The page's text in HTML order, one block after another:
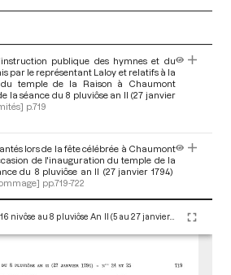
publique des hymnes et du
par le représentant Laloy et relatifs à la
temple de la Raison à Chaumont
la séance du 8 pluviôse an II (27 janvier
p.719
lors de la fête célébrée à Chaumont
de l'inauguration du temple de la
du 8 pluviôse an II (27 janvier 1794)
pp.719-722